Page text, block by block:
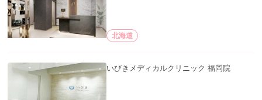
北海道
いびきメディカルクリニック 福岡院